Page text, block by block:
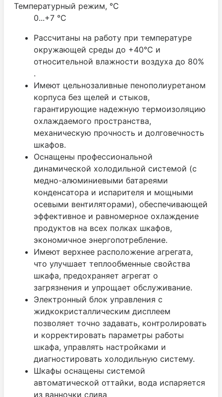
Температурный режим, °C
0...+7 °С
Рассчитаны на работу при температуре
окружающей среды до +40°С и
относительной влажности воздуха до 80%
.
Имеют цельнозаливные пенополиуретаном
корпуса без щелей и стыков,
гарантирующие надежную термоизоляцию
охлаждаемого пространства,
механическую прочность и долговечность
шкафов.
Оснащены профессиональной
динамической холодильной системой (с
медно-алюминиевыми батареями
конденсатора и испарителя и мощными
осевыми вентиляторами), обеспечивающей
эффективное и равномерное охлаждение
продуктов на всех полках шкафов,
экономичное энергопотребление.
Имеют верхнее расположение агрегата,
что улучшает теплообменные свойства
шкафа, предохраняет агрегат о
загрязнения и упрощает обслуживание.
Электронный блок управления с
жидкокристаллическим дисплеем
позволяет точно задавать, контролировать
и корректировать параметры работы
шкафа, управлять настройками и
диагностировать холодильную систему.
Шкафы оснащены системой
автоматической оттайки, вода испаряется
из ванночки слива